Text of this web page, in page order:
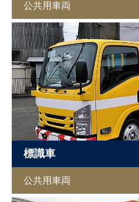
公共用車両
標識車
公共用車両